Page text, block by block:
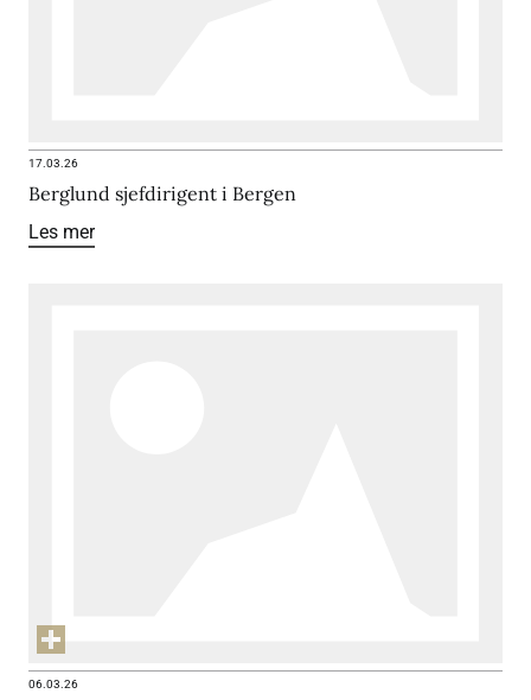
17.03.26
Berglund sjefdirigent i Bergen
Les mer
06.03.26